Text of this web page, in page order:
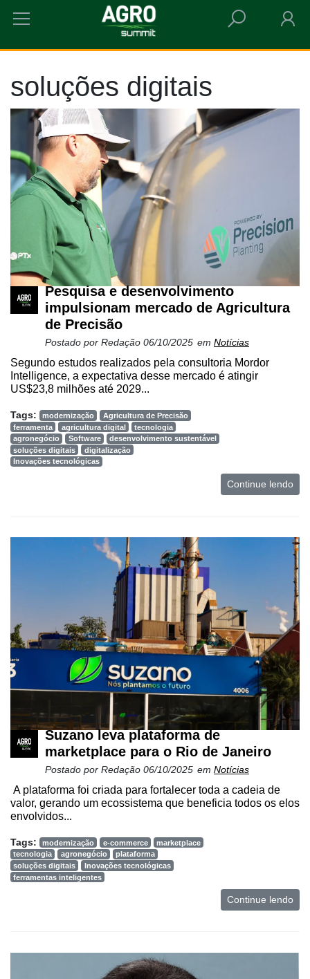
HOME SOLUÇÕES DIGITAIS
soluções digitais
Pesquisa e desenvolvimento
impulsionam mercado de Agricultura
de Precisão
Postado por Redação 06/10/2025 em Notícias
Segundo estudos realizados pela consultoria Mordor
Intelligence, a expectativa desse mercado é atingir
US$23,8 milhões até 2029...
Tags: modernização
Agricultura de Precisão
ferramenta
agricultura digital
tecnologia
agronegócio
Software
desenvolvimento sustentável
soluções digitais
digitalização
Inovações tecnológicas
Continue lendo
Suzano leva plataforma de
marketplace para o Rio de Janeiro
Postado por Redação 06/10/2025 em Notícias
A plataforma foi criada para fortalecer toda a cadeia de
valor, gerando um ecossistema que beneficia todos os elos
envolvidos...
Tags: modernização e-commerce
marketplace
tecnologia
agronegócio
plataforma
soluções digitais
Inovações tecnológicas
ferramentas inteligentes
Continue lendo